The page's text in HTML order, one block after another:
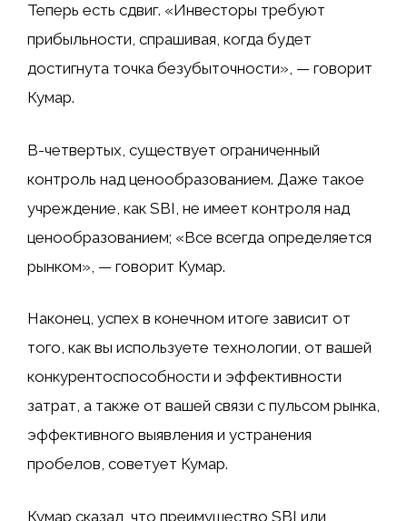
Теперь есть сдвиг. «Инвесторы требуют
прибыльности, спрашивая, когда будет
достигнута точка безубыточности», — говорит
Кумар.
В-четвертых, существует ограниченный
контроль над ценообразованием. Даже такое
учреждение, как SBI, не имеет контроля над
ценообразованием; «Все всегда определяется
рынком», — говорит Кумар.
Наконец, успех в конечном итоге зависит от
того, как вы используете технологии, от вашей
конкурентоспособности и эффективности
затрат, а также от вашей связи с пульсом рынка,
эффективного выявления и устранения
пробелов, советует Кумар.
Кумар сказал, что преимущество SBI или